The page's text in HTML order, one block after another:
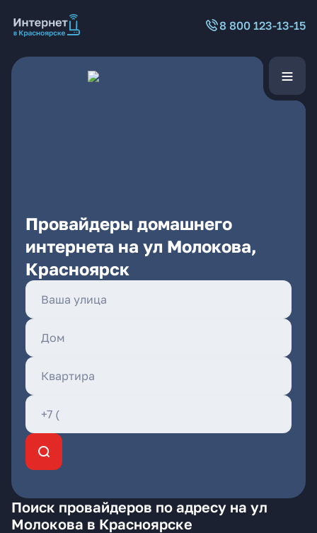
8 800 123-13-15
Провайдеры домашнего
интернета на ул Молокова,
Красноярск
Поиск провайдеров по адресу на ул
Молокова в Красноярске